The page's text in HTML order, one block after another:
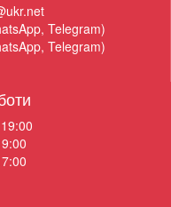
Telegram)
Telegram)